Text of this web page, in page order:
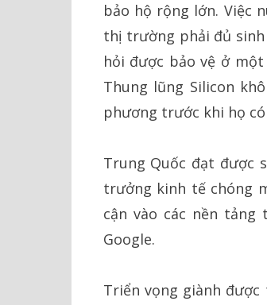
bảo hộ rộng lớn. Việc
thị trường phải đủ
hỏi được bảo vệ ở
Thung lũng Silicon
phương trước khi họ
Trung Quốc đạt được
trưởng kinh tế chóng
cận vào các nền tảng
Google.
Triển vọng giành